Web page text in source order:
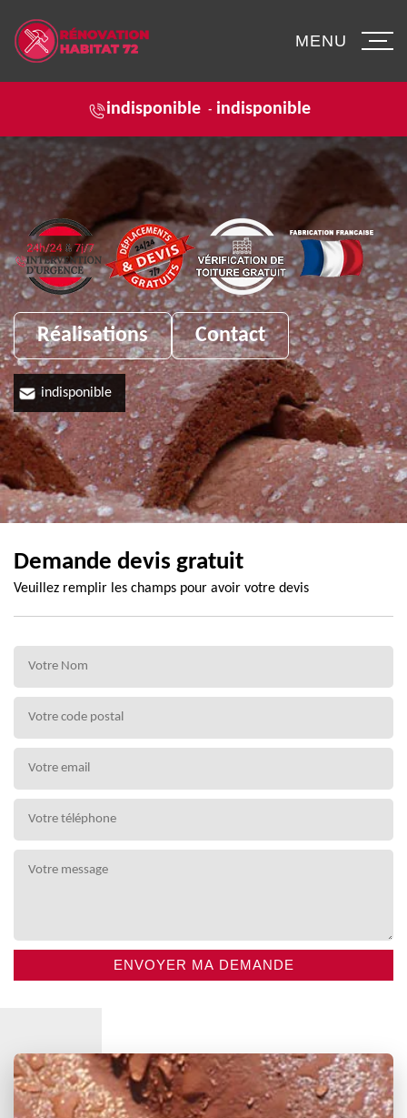
indisponible - indisponible
MENU
Réalisations Contact
indisponible
Demande devis gratuit
Veuillez remplir les champs pour avoir votre devis